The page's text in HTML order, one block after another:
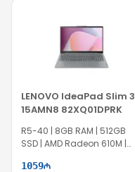
LENOVO IdeaPad Slim 3
15AMN8 82XQ01DPRK
R5-40 | 8GB RAM | 512GB
SSD | AMD Radeon 610M |
1059